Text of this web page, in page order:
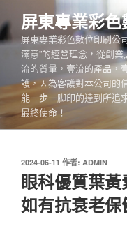
至
主
容
屏東專業彩
屏東專業彩色數位印刷公
滿意”的經營理念，從創
流的質量，壹流的產品，
護，因為客護對本公司的
能一步一脚印的達到所追
最終使命！
發
佈
於
2024-06-11 作者: ADMIN
眼科優質葉
如有抗衰老保